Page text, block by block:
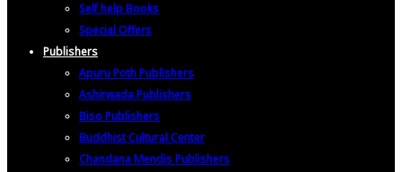
Self help Books
Special Offers
Publishers
Apuru Poth Publishers
Ashirwada Publishers
Biso Publishers
Buddhist Cultural Center
Chandana Mendis Publishers